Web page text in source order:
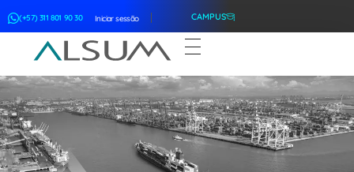
(+57) 311 801 90 30 Iniciar sessão CAMPUS
ALSUM